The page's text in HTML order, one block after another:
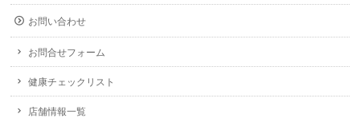
お問い合わせ
お問合せフォーム
健康チェックリスト
店舗情報一覧